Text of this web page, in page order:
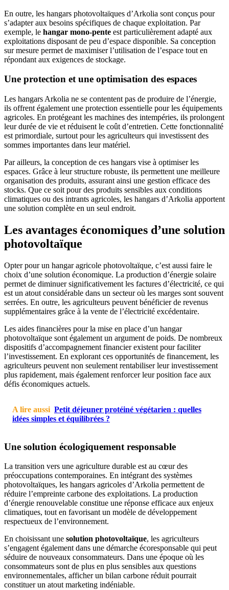
En outre, les hangars photovoltaïques d’Arkolia sont conçus pour
s’adapter aux besoins spécifiques de chaque exploitation. Par
exemple, le hangar mono-pente est particulièrement adapté aux
exploitations disposant de peu d’espace disponible. Sa conception
sur mesure permet de maximiser l’utilisation de l’espace tout en
répondant aux exigences de stockage.
Une protection et une optimisation des espaces
Les hangars Arkolia ne se contentent pas de produire de l’énergie,
ils offrent également une protection essentielle pour les équipements
agricoles. En protégeant les machines des intempéries, ils prolongent
leur durée de vie et réduisent le coût d’entretien. Cette fonctionnalité
est primordiale, surtout pour les agriculteurs qui investissent des
sommes importantes dans leur matériel.
Par ailleurs, la conception de ces hangars vise à optimiser les
espaces. Grâce à leur structure robuste, ils permettent une meilleure
organisation des produits, assurant ainsi une gestion efficace des
stocks. Que ce soit pour des produits sensibles aux conditions
climatiques ou des intrants agricoles, les hangars d’Arkolia apportent
une solution complète en un seul endroit.
Les avantages économiques d’une solution
photovoltaïque
Opter pour un hangar agricole photovoltaïque, c’est aussi faire le
choix d’une solution économique. La production d’énergie solaire
permet de diminuer significativement les factures d’électricité, ce qui
est un atout considérable dans un secteur où les marges sont souvent
serrées. En outre, les agriculteurs peuvent bénéficier de revenus
supplémentaires grâce à la vente de l’électricité excédentaire.
Les aides financières pour la mise en place d’un hangar
photovoltaïque sont également un argument de poids. De nombreux
dispositifs d’accompagnement financier existent pour faciliter
l’investissement. En explorant ces opportunités de financement, les
agriculteurs peuvent non seulement rentabiliser leur investissement
plus rapidement, mais également renforcer leur position face aux
défis économiques actuels.
A lire aussi Petit déjeuner protéiné végétarien : quelles
idées simples et équilibrées ?
Une solution écologiquement responsable
La transition vers une agriculture durable est au cœur des
préoccupations contemporaines. En intégrant des systèmes
photovoltaïques, les hangars agricoles d’Arkolia permettent de
réduire l’empreinte carbone des exploitations. La production
d’énergie renouvelable constitue une réponse efficace aux enjeux
climatiques, tout en favorisant un modèle de développement
respectueux de l’environnement.
En choisissant une solution photovoltaïque, les agriculteurs
s’engagent également dans une démarche écoresponsable qui peut
séduire de nouveaux consommateurs. Dans une époque où les
consommateurs sont de plus en plus sensibles aux questions
environnementales, afficher un bilan carbone réduit pourrait
constituer un atout marketing indéniable.